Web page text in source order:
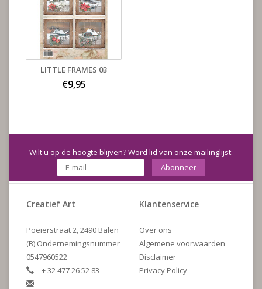
LITTLE FRAMES 03
€9,95
Wilt u op de hoogte blijven? Word lid van onze mailinglijst:
Abonneer
Creatief Art
Poeierstraat 2, 2490 Balen
(B) Ondernemingsnummer
0547960522
+ 32 477 26 52 83
Klantenservice
Over ons
Algemene voorwaarden
Disclaimer
Privacy Policy